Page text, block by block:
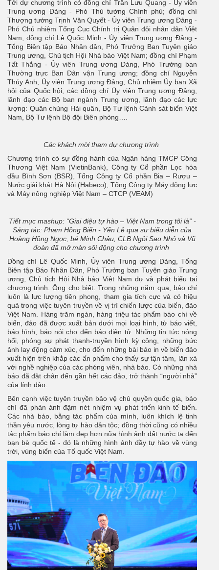
Tới dự chương trình có đồng chí Trần Lưu Quang - Ủy viên
Trung ương Đảng - Phó Thủ tướng Chính phủ; đồng chí
Thượng tướng Trịnh Văn Quyết - Ủy viên Trung ương Đảng -
Phó Chủ nhiệm Tổng Cục Chính trị Quân đội nhân dân Việt
Nam; đồng chí Lê Quốc Minh - Ủy viên Trung ương Đảng -
Tổng Biên tập Báo Nhân dân, Phó Trưởng Ban Tuyên giáo
Trung ương, Chủ tịch Hội Nhà báo Việt Nam; đồng chí Phạm
Tất Thắng - Ủy viên Trung ương Đảng, Phó Trưởng ban
Thường trực Ban Dân vận Trung ương; đồng chí Nguyễn
Thúy Anh, Ủy viên Trung ương Đảng, Chủ nhiệm Ủy ban Xã
hội của Quốc hội; các đồng chí Ủy viên Trung ương Đảng,
lãnh đạo các Bộ ban ngành Trung ương, lãnh đạo các lực
lượng: Quân chủng Hải quân, Bộ Tư lệnh Cảnh sát biển Việt
Nam, Bộ Tư lệnh Bộ đội Biên phòng….
Các khách mời tham dự chương trình
Chương trình có sự đồng hành của Ngân hàng TMCP Công
Thương Việt Nam (VietinBank), Công ty Cổ phần Lọc hóa
dầu Bình Sơn (BSR), Tổng Công ty Cổ phần Bia – Rượu –
Nước giải khát Hà Nội (Habeco), Tổng Công ty Máy động lực
và Máy nông nghiệp Việt Nam – CTCP (VEAM)
Tiết mục mashup: “Giai điệu tự hào – Việt Nam trong tôi là” -
Sáng tác: Phạm Hồng Biển - Yến Lê qua sự biểu diễn của
Hoàng Hồng Ngọc, bé Minh Châu, CLB Ngôi Sao Nhỏ và Vũ
đoàn đã mở màn sôi động cho chương trình
Đồng chí Lê Quốc Minh, Ủy viên Trung ương Đảng, Tổng
Biên tập Báo Nhân Dân, Phó Trưởng ban Tuyên giáo Trung
ương, Chủ tịch Hội Nhà báo Việt Nam dự và phát biểu tại
chương trình. Ông cho biết: Trong những năm qua, báo chí
luôn là lực lượng tiên phong, tham gia tích cực và có hiệu
quả trong việc tuyên truyền về vị trí chiến lược của biển, đảo
Việt Nam. Hàng trăm ngàn, hàng triệu tác phẩm báo chí về
biển, đảo đã được xuất bản dưới mọi loại hình, từ báo viết,
báo hình, báo nói cho đến báo điện tử. Những tin tức nóng
hổi, phóng sự phát thanh-truyền hình kỳ công, những bức
ảnh lay động cảm xúc, cho đến những bài báo in về biển đảo
xuất hiện trên khắp các ấn phẩm cho thấy sự tận tâm, lăn xả
với nghề nghiệp của các phóng viên, nhà báo. Có những nhà
báo đã đặt chân đến gần hết các đảo, trở thành “người nhà”
của lính đảo.
Bên cạnh việc tuyên truyền bảo vệ chủ quyền quốc gia, báo
chí đã phản ánh đậm nét nhiệm vụ phát triển kinh tế biển.
Các nhà báo, bằng tác phẩm của mình, luôn khích lệ tinh
thần yêu nước, lòng tự hào dân tộc; đồng thời cũng có nhiều
tác phẩm báo chí làm đẹp hơn nữa hình ảnh đất nước ta đến
bạn bè quốc tế - đó là những hình ảnh đầy tự hào về vùng
trời, vùng biển của Tổ quốc Việt Nam.